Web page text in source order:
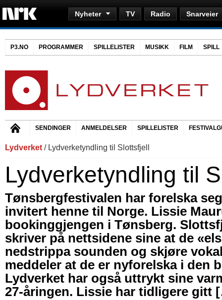
Nyheter TV Radio Snarveier
P3.NO PROGRAMMER SPILLELISTER MUSIKK FILM SPILL
SENDINGER ANMELDELSER SPILLELISTER
Lydverket / Lydverketyndling til Slottsfjell
Lydverketyndling til
Tønsbergfestivalen har forelska
invitert henne til Norge. Lissie
bookinggjengen i Tønsberg.
skriver på nettsidene sine at de
nedstrippa sounden og skjøre
meddeler at de er nyforelska i den
Lydverket har også uttrykt sine
27-åringen. Lissie har tidligere gitt